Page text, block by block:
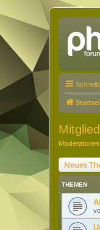
Neues
THEMEN